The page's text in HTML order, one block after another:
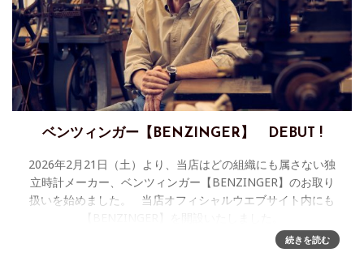
ベンツィンガー【BENZINGER】 DEBUT !
2026年2月21日（土）より、当店はどの組織にも属さない独
立時計メーカー、ベンツィンガー【BENZINGER】のお取り
扱いを始めました。 当店オフィシャルウエブサイト内にも
続きを読む